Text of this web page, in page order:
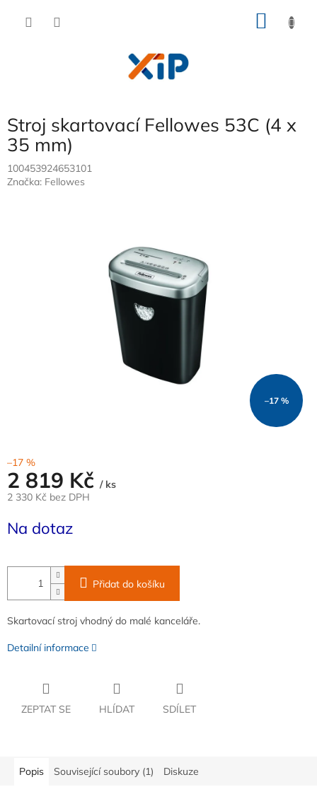
Stroj skartovací Fellowes 53C (4 x
35 mm)
100453924653101
Značka: Fellowes
–17 %
–17 %
2 819 Kč / ks
2 330 Kč bez DPH
cena:
Na dotaz
Přidat do košíku
Skartovací stroj vhodný do malé kanceláře.
Detailní informace
ZEPTAT SE HLÍDAT SDÍLET
Popis Související soubory (1) Diskuze